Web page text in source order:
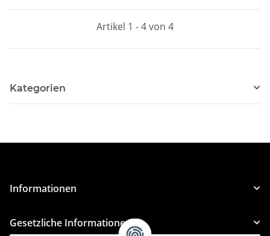
Artikel 1 - 4 von 4
Kategorien
Informationen
Gesetzliche Informationen